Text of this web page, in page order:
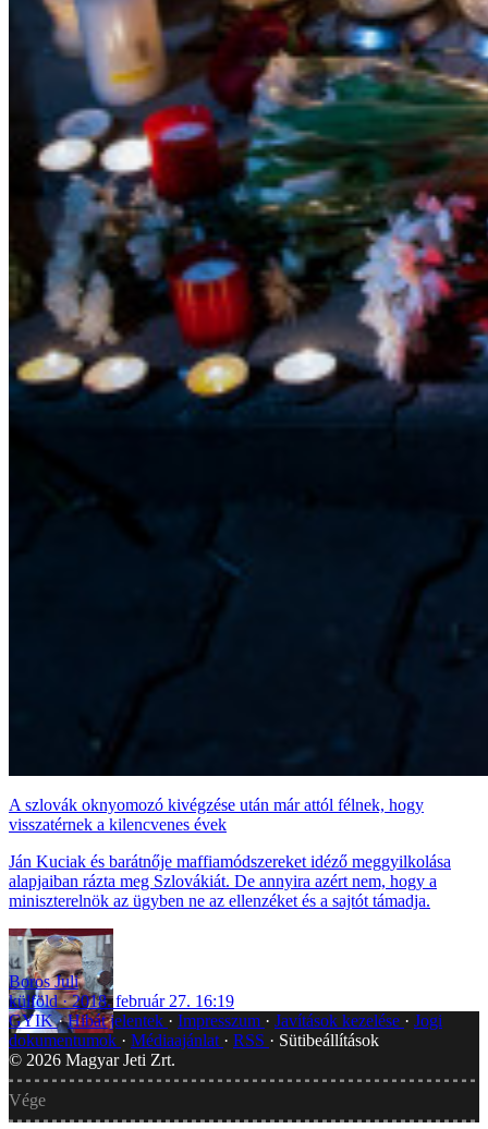
A szlovák oknyomozó kivégzése után már attól félnek, hogy
visszatérnek a kilencvenes évek
Ján Kuciak és barátnője maffiamódszereket idéző meggyilkolása
alapjaiban rázta meg Szlovákiát. De annyira azért nem, hogy a
miniszterelnök az ügyben ne az ellenzéket és a sajtót támadja.
Boros Juli
külföld
2018. február 27. 16:19
GYIK Hibát jelentek Impresszum Javítások kezelése
Jogi
dokumentumok
Médiaajánlat RSS
Sütibeállítások
© 2026 Magyar Jeti Zrt.
Vége